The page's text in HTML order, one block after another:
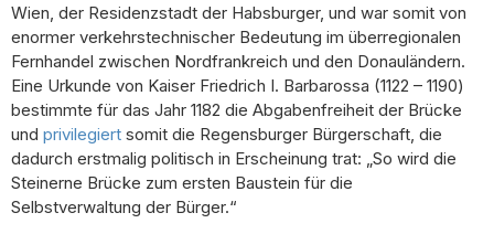
Wien, der Residenzstadt der Habsburger, und war somit von
enormer verkehrstechnischer Bedeutung im überregionalen
Fernhandel zwischen Nordfrankreich und den Donauländern.
Eine Urkunde von Kaiser Friedrich I. Barbarossa (1122 – 1190)
bestimmte für das Jahr 1182 die Abgabenfreiheit der Brücke
und privilegiert somit die Regensburger Bürgerschaft, die
dadurch erstmalig politisch in Erscheinung trat: „So wird die
Steinerne Brücke zum ersten Baustein für die
Selbstverwaltung der Bürger.“